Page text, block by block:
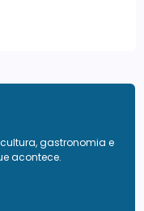
gastronomia e
acontece.